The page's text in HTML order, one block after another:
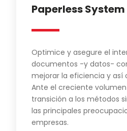
Paperless System
Optimice y asegure el
documentos -y datos-
mejorar la eficiencia y así
Ante el creciente
transición a los métodos
las principales
empresas.